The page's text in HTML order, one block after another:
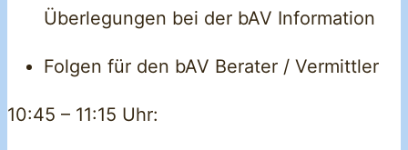
Überlegungen bei der bAV Information
Folgen für den bAV Berater / Vermittler
10:45 – 11:15 Uhr: